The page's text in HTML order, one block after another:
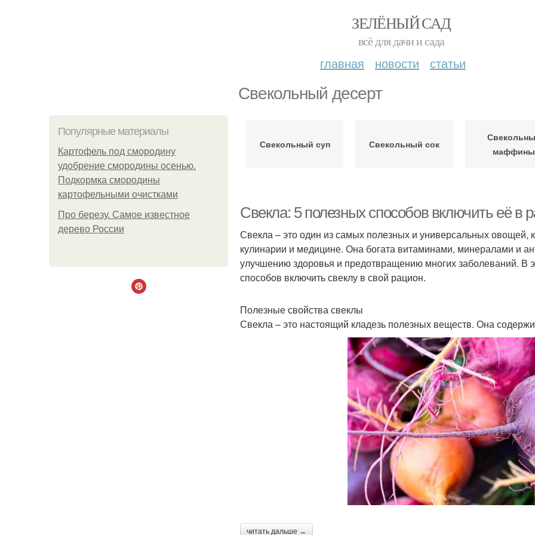
ЗЕЛЁНЫЙ САД
всё для дачи и сада
главная новости статьи
Свекольный десерт
Популярные материалы
Картофель под смородину
удобрение смородины осенью.
Подкормка смородины
картофельными очистками
Про березу. Самое известное
дерево России
Свекольный суп Свекольный сок
маффины
Свекла: 5 полезных способов включить её в
Свекла – это один из самых полезных и универсальных овощей,
кулинарии и медицине. Она богата витаминами, минералами и
улучшению здоровья и предотвращению многих заболеваний. В
способов включить свеклу в свой рацион.
Полезные свойства свеклы
Свекла – это настоящий кладезь полезных веществ. Она
читать дальше →